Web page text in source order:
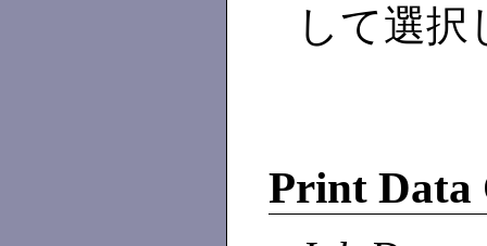
して選択
Print Data